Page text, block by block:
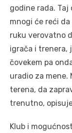
godine rada. Taj
mnogi će reći
ruku verovatno
igrača i trenera,
čovekem pa
uradio za mene.
terena, da
trenutno,
Klub i